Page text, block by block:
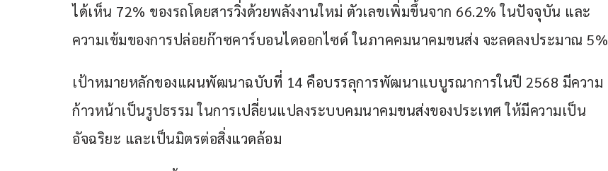
ได้เห็น 72% ของรถโดยสารวิ่งด้วยพลังงานใหม่ ตัวเลขเพิ่มขึ้นจาก 66.2% ในปัจจุบัน และ
ความเข้มของการปล่อยก๊าซคาร์บอนไดออกไซด์ ในภาคคมนาคมขนส่ง จะลดลงประมาณ 5%
เป้าหมายหลักของแผนพัฒนาฉบับที่ 14 คือบรรลุการพัฒนาแบบูรณาการในปี 2568 มีความ
ก้าวหน้าเป็นรูปธรรม ในการเปลี่ยนแปลงระบบคมนาคมขนส่งของประเทศ ให้มีความเป็น
อัจฉริยะ และเป็นมิตรต่อสิ่งแวดล้อม